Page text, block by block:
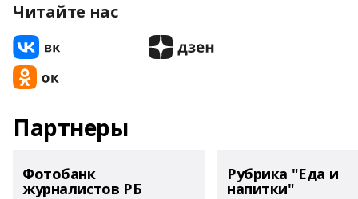
Читайте нас
Партнеры
Фотобанк
журналистов РБ
Рубрика "Еда и
напитки"